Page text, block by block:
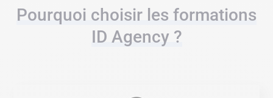
Pourquoi choisir les formations
ID Agency ?